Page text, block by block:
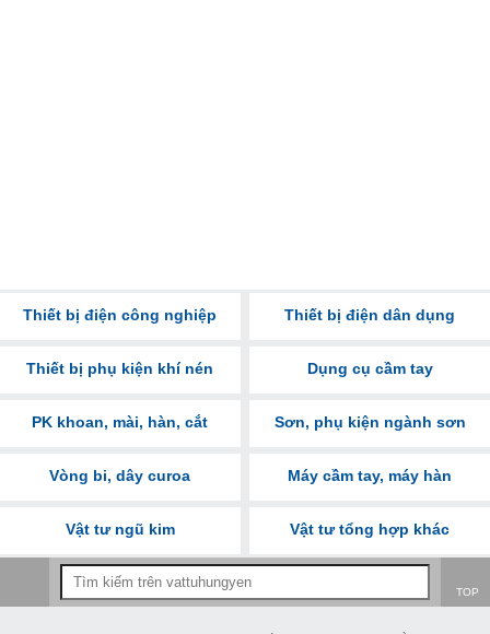
Thiết bị điện công nghiệp Thiết bị điện dân dụng
Thiết bị phụ kiện khí nén Dụng cụ cầm tay
PK khoan, mài, hàn, cắt Sơn, phụ kiện ngành sơn
Vòng bi, dây curoa Máy cầm tay, máy hàn
Vật tư ngũ kim Vật tư tổng hợp khác
TOP